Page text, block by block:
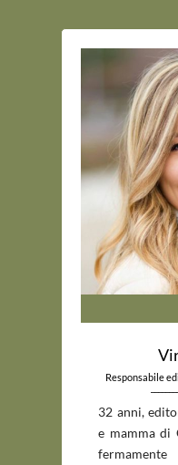
Responsabile
32 anni,
e mamma di